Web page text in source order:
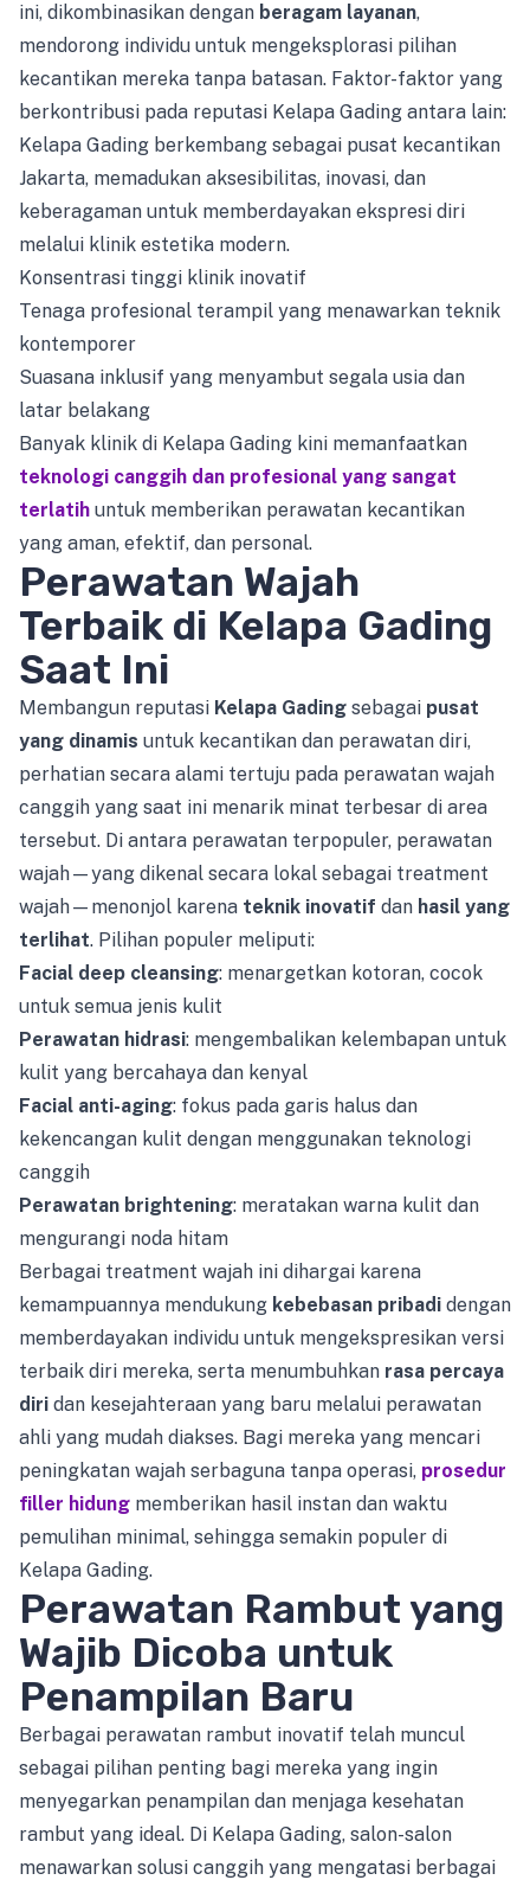
ini, dikombinasikan dengan beragam layanan,
mendorong individu untuk mengeksplorasi pilihan
kecantikan mereka tanpa batasan. Faktor-faktor yang
berkontribusi pada reputasi Kelapa Gading antara lain:
Kelapa Gading berkembang sebagai pusat kecantikan
Jakarta, memadukan aksesibilitas, inovasi, dan
keberagaman untuk memberdayakan ekspresi diri
melalui klinik estetika modern.
Konsentrasi tinggi klinik inovatif
Tenaga profesional terampil yang menawarkan teknik
kontemporer
Suasana inklusif yang menyambut segala usia dan
latar belakang
Banyak klinik di Kelapa Gading kini memanfaatkan
teknologi canggih dan profesional yang sangat
terlatih untuk memberikan perawatan kecantikan
yang aman, efektif, dan personal.
Perawatan Wajah
Terbaik di Kelapa Gading
Saat Ini
Membangun reputasi Kelapa Gading sebagai pusat
yang dinamis untuk kecantikan dan perawatan diri,
perhatian secara alami tertuju pada perawatan wajah
canggih yang saat ini menarik minat terbesar di area
tersebut. Di antara perawatan terpopuler, perawatan
wajah—yang dikenal secara lokal sebagai treatment
wajah—menonjol karena teknik inovatif dan hasil yang
terlihat. Pilihan populer meliputi:
Facial deep cleansing: menargetkan kotoran, cocok
untuk semua jenis kulit
Perawatan hidrasi: mengembalikan kelembapan untuk
kulit yang bercahaya dan kenyal
Facial anti-aging: fokus pada garis halus dan
kekencangan kulit dengan menggunakan teknologi
canggih
Perawatan brightening: meratakan warna kulit dan
mengurangi noda hitam
Berbagai treatment wajah ini dihargai karena
kemampuannya mendukung kebebasan pribadi dengan
memberdayakan individu untuk mengekspresikan versi
terbaik diri mereka, serta menumbuhkan rasa percaya
diri dan kesejahteraan yang baru melalui perawatan
ahli yang mudah diakses. Bagi mereka yang mencari
peningkatan wajah serbaguna tanpa operasi, prosedur
filler hidung memberikan hasil instan dan waktu
pemulihan minimal, sehingga semakin populer di
Kelapa Gading.
Perawatan Rambut yang
Wajib Dicoba untuk
Penampilan Baru
Berbagai perawatan rambut inovatif telah muncul
sebagai pilihan penting bagi mereka yang ingin
menyegarkan penampilan dan menjaga kesehatan
rambut yang ideal. Di Kelapa Gading, salon-salon
menawarkan solusi canggih yang mengatasi berbagai